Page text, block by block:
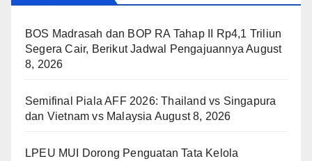
BOS Madrasah dan BOP RA Tahap II Rp4,1 Triliun
Segera Cair, Berikut Jadwal Pengajuannya August
8, 2026
Semifinal Piala AFF 2026: Thailand vs Singapura
dan Vietnam vs Malaysia August 8, 2026
LPEU MUI Dorong Penguatan Tata Kelola